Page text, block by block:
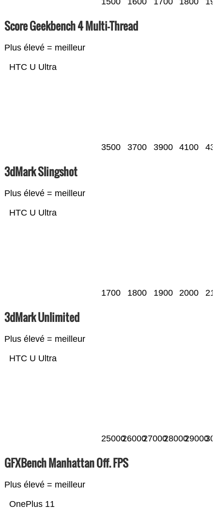
Score Geekbench 4 Multi-Thread
Plus élevé = meilleur
HTC U Ultra
3500 3700 3900 4100
3dMark Slingshot
Plus élevé = meilleur
HTC U Ultra
1700 1800 1900 2000
3dMark Unlimited
Plus élevé = meilleur
HTC U Ultra
2500026000270002800029000
GFXBench Manhattan Off. FPS
Plus élevé = meilleur
OnePlus 11